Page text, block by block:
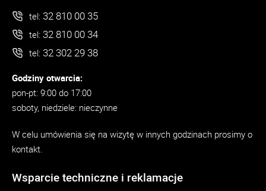
tel: 32 810 00 35
tel: 32 810 00 34
tel: 32 302 29 38
Godziny otwarcia:
pon-pt: 9:00 do 17:00
soboty, niedziele: nieczynne
W celu umówienia się na wizytę w innych godzinach prosimy o
kontakt.
Wsparcie techniczne i reklamacje